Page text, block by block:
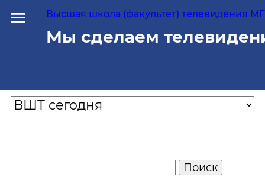
Высшая школа (факультет) телевидения
Мы сделаем